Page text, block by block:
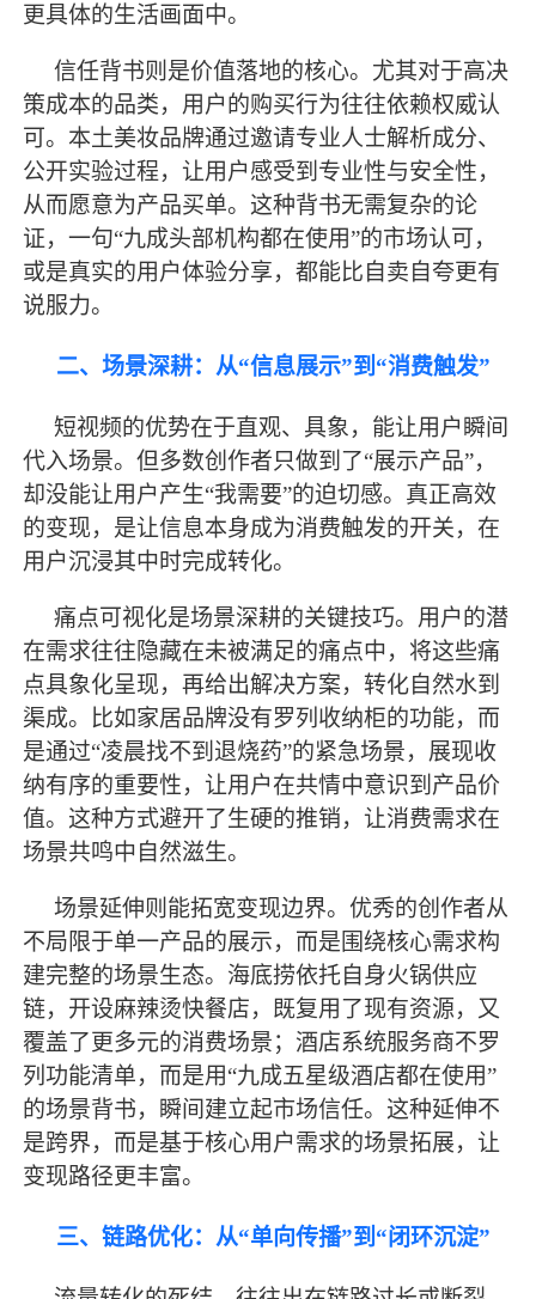
更具体的生活画面中。
信任背书则是价值落地的核心。尤其对于高决
策成本的品类，用户的购买行为往往依赖权威认
可。本土美妆品牌通过邀请专业人士解析成分、
公开实验过程，让用户感受到专业性与安全性，
从而愿意为产品买单。这种背书无需复杂的论
证，一句“九成头部机构都在使用”的市场认可，
或是真实的用户体验分享，都能比自卖自夸更有
说服力。
二、场景深耕：从“信息展示”到“消费触发”
短视频的优势在于直观、具象，能让用户瞬间
代入场景。但多数创作者只做到了“展示产品”，
却没能让用户产生“我需要”的迫切感。真正高效
的变现，是让信息本身成为消费触发的开关，在
用户沉浸其中时完成转化。
痛点可视化是场景深耕的关键技巧。用户的潜
在需求往往隐藏在未被满足的痛点中，将这些痛
点具象化呈现，再给出解决方案，转化自然水到
渠成。比如家居品牌没有罗列收纳柜的功能，而
是通过“凌晨找不到退烧药”的紧急场景，展现收
纳有序的重要性，让用户在共情中意识到产品价
值。这种方式避开了生硬的推销，让消费需求在
场景共鸣中自然滋生。
场景延伸则能拓宽变现边界。优秀的创作者从
不局限于单一产品的展示，而是围绕核心需求构
建完整的场景生态。海底捞依托自身火锅供应
链，开设麻辣烫快餐店，既复用了现有资源，又
覆盖了更多元的消费场景；酒店系统服务商不罗
列功能清单，而是用“九成五星级酒店都在使用”
的场景背书，瞬间建立起市场信任。这种延伸不
是跨界，而是基于核心用户需求的场景拓展，让
变现路径更丰富。
三、链路优化：从“单向传播”到“闭环沉淀”